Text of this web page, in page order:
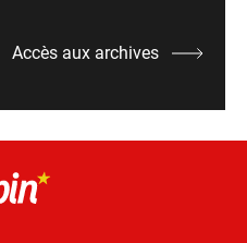
Accès aux archives